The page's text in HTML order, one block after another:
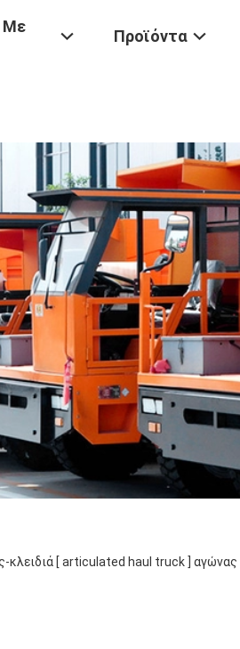
Με
Προϊόντα
κλειδιά [ articulated haul truck ] αγώνας